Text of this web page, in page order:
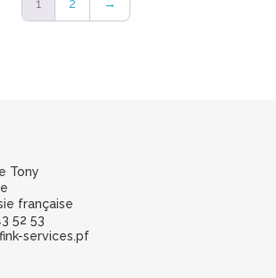
1 2 →
Tony
française
52 53
services.pf